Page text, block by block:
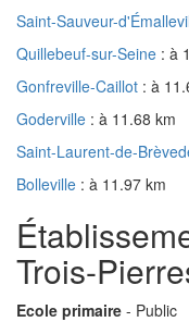
Saint-Sauveur-
Quillebeuf-sur-Seine : à
Gonfreville-Caillot : à
Goderville : à 11.68 km
Saint-Laurent-de-
Bolleville : à 11.97 km
Trois-
Ecole primaire - Public